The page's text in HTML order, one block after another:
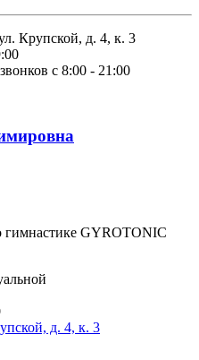
Крупской, д. 4, к. 3
с 8:00 - 21:00
GYROTONIC
д. 4, к. 3